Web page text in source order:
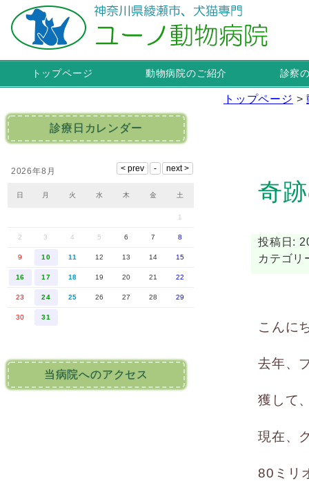
トップページ 動物病院のご紹介 診察
トップページ >
奇
投稿日:
カテゴ
こんに
去年、
獲して
現在、
80ミリ
診療日カレンダー
2026年8月
日 月 火 水 木 金 土
1
2 3 4 5 6 7 8
9 10 11 12 13 14 15
16 17 18 19 20 21 22
23 24 25 26 27 28 29
30 31
当病院へのアクセス